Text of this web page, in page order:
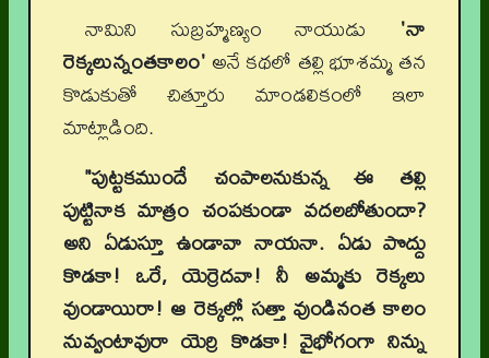
నామిని సుబ్రహ్మణ్యం నాయుడు 'నా
రెక్కలున్నంతకాలం'అనే కథలో తల్లి భూశమ్మ తన
కొడుకుతో చిత్తూరు మాండలికంలో ఇలా
మాట్లాడింది.
"పుట్టకముందే చంపాలనుకున్న ఈ తల్లి
పుట్టినాక మాత్రం చంపకుండా వదలబోతుందా?
అని ఏడుస్తూ ఉండావా నాయనా. ఏడు పొద్దు
కొడకా! ఒరే, యెర్రెదవా! నీ అమ్మకు రెక్కలు
వుండాయిరా! ఆ రెక్కల్లో సత్తా వుండినంత కాలం
నువ్వంటావురా యెర్రి కొడకా! వైభోగంగా నిన్ను